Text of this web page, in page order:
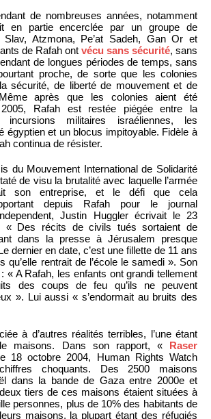
de nombreuses années, notamment
en partie encerclée par un groupe de
Atzmona, Pe’at Sadeh, Gan Or et
de Rafah ont vécu sans sécurité, sans
de longues périodes de temps, sans
proche, de sorte que les colonies
sécurité, de liberté de mouvement et de
après que les colonies aient été
Rafah est restée piégée entre la
militaires israéliennes, les
égyptien et un blocus impitoyable. Fidèle à
continua de résister.
du Mouvement International de Solidarité
de visu la brutalité avec laquelle l’armée
son entreprise, et le défi que cela
depuis Rafah pour le journal
Justin Huggler écrivait le 23
« Des récits de civils tués sortaient de
dans la presse à Jérusalem presque
dernier en date, c’est une fillette de 11 ans
qu’elle rentrait de l’école le samedi ». Son
« A Rafah, les enfants ont grandi tellement
des coups de feu qu’ils ne peuvent
». Lui aussi « s’endormait au bruits des
à d’autres réalités terribles, l’une étant
maisons. Dans son rapport, « Raser
18 octobre 2004, Human Rights Watch
choquants. Des 2500 maisons
dans la bande de Gaza entre 2000e et
tiers de ces maisons étaient situées à
personnes, plus de 10% des habitants de
maisons, la plupart étant des réfugiés